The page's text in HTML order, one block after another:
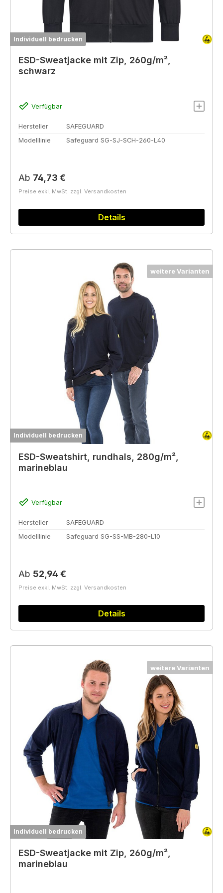
Individuell bedrucken
ESD-Sweatjacke mit Zip, 260g/m²,
schwarz
Verfügbar
Hersteller
SAFEGUARD
Modelllinie
Safeguard SG-SJ-SCH-260-L40
Regulärer Preis:
Ab 74,73 €
Preise exkl. MwSt. zzgl. Versandkosten
Details
weitere Varianten
Individuell bedrucken
ESD-Sweatshirt, rundhals, 280g/m²,
marineblau
Verfügbar
Hersteller
SAFEGUARD
Modelllinie
Safeguard SG-SS-MB-280-L10
Regulärer Preis:
Ab 52,94 €
Preise exkl. MwSt. zzgl. Versandkosten
Details
weitere Varianten
Individuell bedrucken
ESD-Sweatjacke mit Zip, 260g/m²,
marineblau